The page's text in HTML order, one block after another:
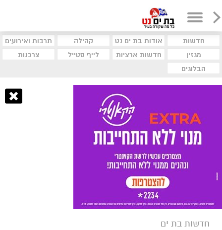
חדשות אודות בת ים נט קהילה
תרבות ואירועים
מגזין
חדשות ארציות לייף סטייל
צרכנות
הבלוגים
חדשות בת ים